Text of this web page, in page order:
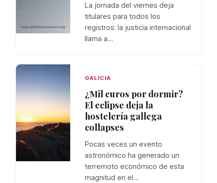
La jornada del viernes deja
titulares para todos los
registros: la justicia internacional
llama a…
GALICIA
¿Mil euros por dormir?
El eclipse deja la
hostelería gallega
collapses
Pocas veces un evento
astronómico ha generado un
terremoto económico de esta
magnitud en el…